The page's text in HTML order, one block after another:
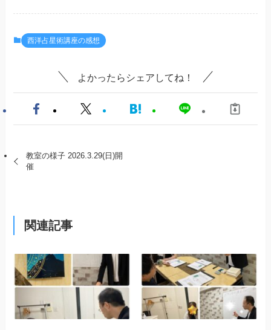
西洋占星術講座の感想
よかったらシェアしてね！
教室の様子 2026.3.29(日)開
催
関連記事